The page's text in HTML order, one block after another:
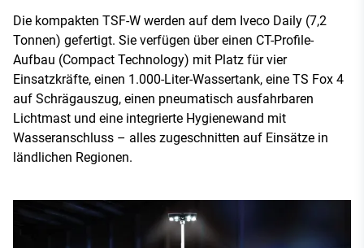
Die kompakten TSF-W werden auf dem Iveco Daily (7,2
Tonnen) gefertigt. Sie verfügen über einen CT-Profile-
Aufbau (Compact Technology) mit Platz für vier
Einsatzkräfte, einen 1.000-Liter-Wassertank, eine TS Fox 4
auf Schrägauszug, einen pneumatisch ausfahrbaren
Lichtmast und eine integrierte Hygienewand mit
Wasseranschluss – alles zugeschnitten auf Einsätze in
ländlichen Regionen.